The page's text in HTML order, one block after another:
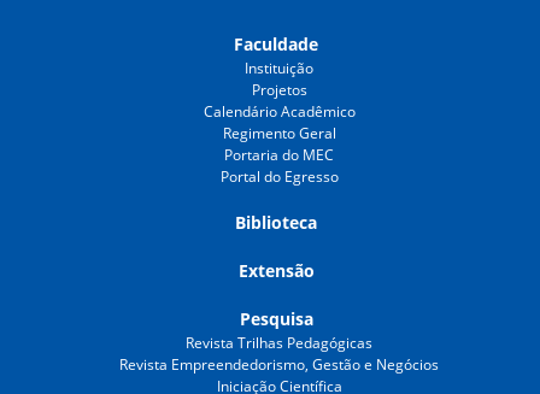
Faculdade
Instituição
Projetos
Calendário Acadêmico
Regimento Geral
Portaria do MEC
Portal do Egresso
Biblioteca
Extensão
Pesquisa
Revista Trilhas Pedagógicas
Revista Empreendedorismo, Gestão e Negócios
Iniciação Científica